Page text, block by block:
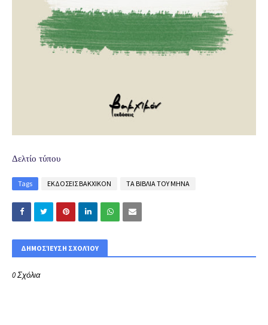
Δελτίο τύπου
Tags ΕΚΔΟΣΕΙΣ ΒΑΚΧΙΚΟΝ ΤΑ ΒΙΒΛΙΑ ΤΟΥ ΜΗΝΑ
ΔΗΜΟΣΊΕΥΣΗ ΣΧΟΛΊΟΥ
0 Σχόλια